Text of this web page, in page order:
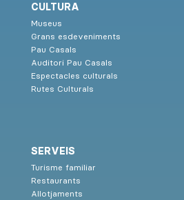
CULTURA
Museus
Grans esdeveniments
Pau Casals
Auditori Pau Casals
Espectacles culturals
Rutes Culturals
SERVEIS
Turisme familiar
Restaurants
Allotjaments